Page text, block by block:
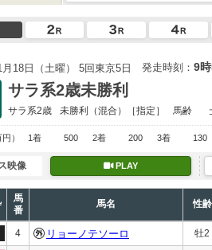
月18日（土曜） 5回東京5日 発走時刻： 9
サラ系2歳未勝利
サラ系2歳 未勝利 （混合）［指定］ 馬齢
円） 1着 500 2着 200 3着 130
映像 PLAY
馬
番
馬名 性齢
4 リョーノテソーロ 牡2